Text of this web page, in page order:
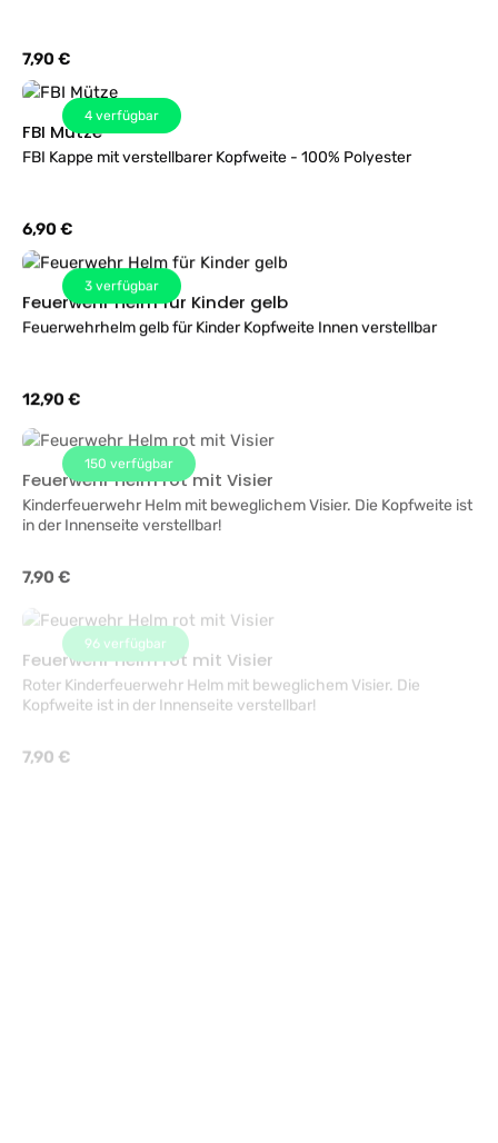
Regulärer Preis:
7,90 €
4 verfügbar
FBI Mütze
FBI Kappe mit verstellbarer Kopfweite - 100% Polyester
Regulärer Preis:
6,90 €
3 verfügbar
Feuerwehr Helm für Kinder gelb
Feuerwehrhelm gelb für Kinder Kopfweite Innen verstellbar
Regulärer Preis:
12,90 €
150 verfügbar
Feuerwehr Helm rot mit Visier
Kinderfeuerwehr Helm mit beweglichem Visier. Die Kopfweite ist
in der Innenseite verstellbar!
Regulärer Preis:
7,90 €
96verfügbar
Feuerwehr Helm rot mit Visier
Roter Kinderfeuerwehr Helm mit beweglichem Visier. Die
Kopfweite ist in der Innenseite verstellbar!